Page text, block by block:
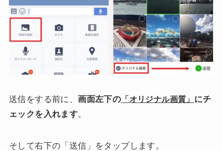
送信をする前に、画面左下の 「オリジナル画質」 にチ
ェックを入れます。
そして右下の「送信」をタップします。